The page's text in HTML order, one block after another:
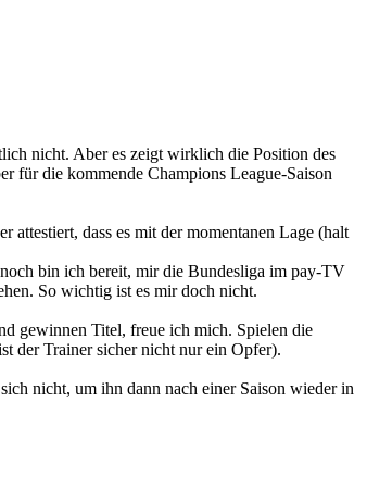
nicht. Aber es zeigt wirklich die Position des
für die kommende Champions League-Saison
dass es mit der momentanen Lage (halt
bin ich bereit, mir die Bundesliga im pay-TV
So wichtig ist es mir doch nicht.
gewinnen Titel, freue ich mich. Spielen die
der Trainer sicher nicht nur ein Opfer).
nicht, um ihn dann nach einer Saison wieder in